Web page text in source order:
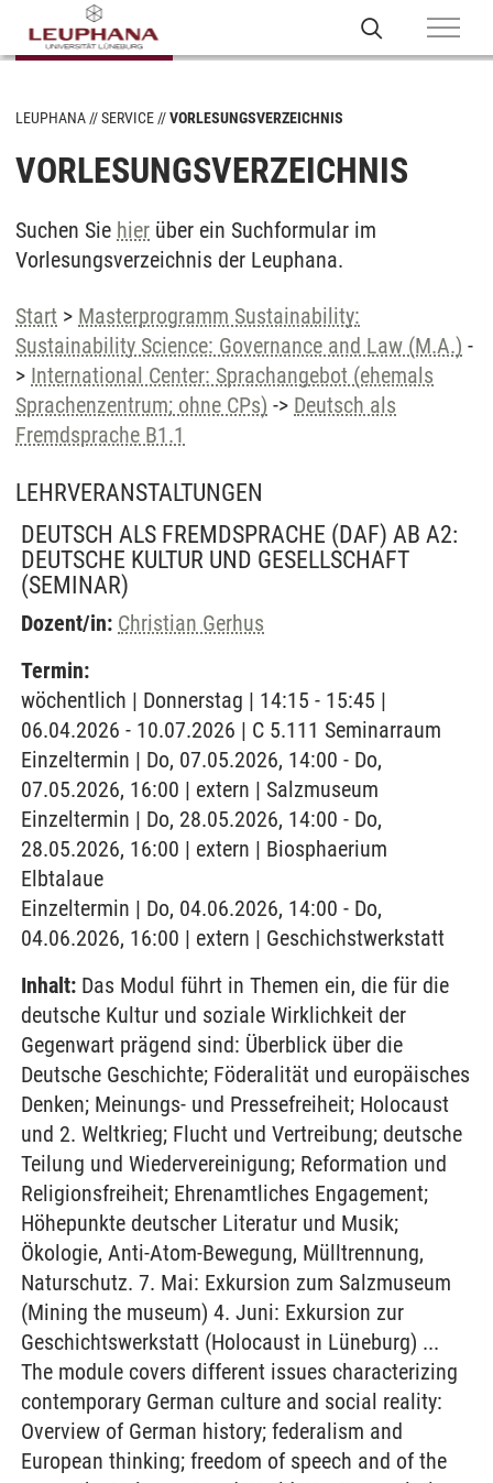
LEUPHANA SERVICE VORLESUNGSVERZEICHNIS
VORLESUNGSVERZEICHNIS
Suchen Sie hier über ein Suchformular im
Vorlesungsverzeichnis der Leuphana.
Start > Masterprogramm Sustainability:
Sustainability Science: Governance and Law (M.A.) -
> International Center: Sprachangebot (ehemals
Sprachenzentrum; ohne CPs) -> Deutsch als
Fremdsprache B1.1
LEHRVERANSTALTUNGEN
DEUTSCH ALS FREMDSPRACHE (DAF) AB A2:
DEUTSCHE KULTUR UND GESELLSCHAFT
(SEMINAR)
Dozent/in: Christian Gerhus
Termin:
wöchentlich | Donnerstag | 14:15 - 15:45 |
06.04.2026 - 10.07.2026 | C 5.111 Seminarraum
Einzeltermin | Do, 07.05.2026, 14:00 - Do,
07.05.2026, 16:00 | extern | Salzmuseum
Einzeltermin | Do, 28.05.2026, 14:00 - Do,
28.05.2026, 16:00 | extern | Biosphaerium
Elbtalaue
Einzeltermin | Do, 04.06.2026, 14:00 - Do,
04.06.2026, 16:00 | extern | Geschichstwerkstatt
Inhalt: Das Modul führt in Themen ein, die für die
deutsche Kultur und soziale Wirklichkeit der
Gegenwart prägend sind: Überblick über die
Deutsche Geschichte; Föderalität und europäisches
Denken; Meinungs- und Pressefreiheit; Holocaust
und 2. Weltkrieg; Flucht und Vertreibung; deutsche
Teilung und Wiedervereinigung; Reformation und
Religionsfreiheit; Ehrenamtliches Engagement;
Höhepunkte deutscher Literatur und Musik;
Ökologie, Anti-Atom-Bewegung, Mülltrennung,
Naturschutz. 7. Mai: Exkursion zum Salzmuseum
(Mining the museum) 4. Juni: Exkursion zur
Geschichtswerkstatt (Holocaust in Lüneburg) ...
The module covers different issues characterizing
contemporary German culture and social reality:
Overview of German history; federalism and
European thinking; freedom of speech and of the